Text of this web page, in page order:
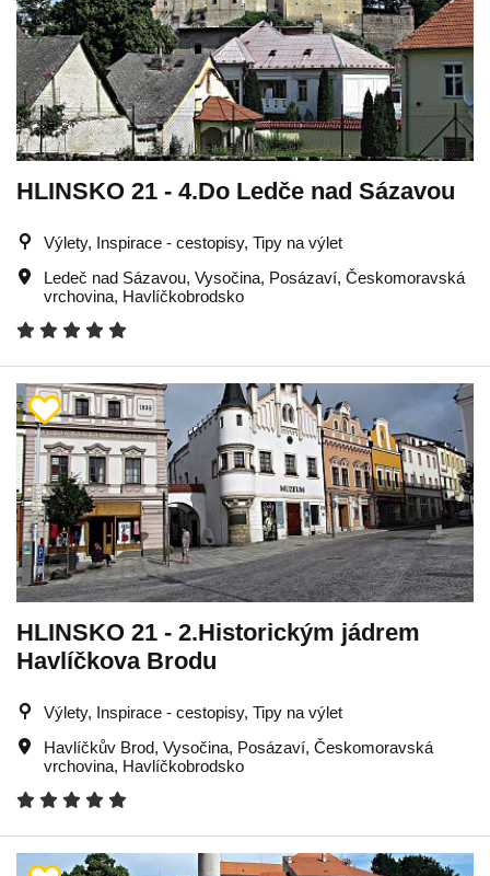
HLINSKO 21 - 4.Do Ledče nad Sázavou
Výlety, Inspirace - cestopisy, Tipy na výlet
Ledeč nad Sázavou, Vysočina, Posázaví, Českomoravská
vrchovina, Havlíčkobrodsko
HLINSKO 21 - 2.Historickým jádrem
Havlíčkova Brodu
Výlety, Inspirace - cestopisy, Tipy na výlet
Havlíčkův Brod, Vysočina, Posázaví, Českomoravská
vrchovina, Havlíčkobrodsko